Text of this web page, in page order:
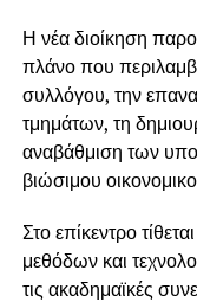
Η νέα διοίκηση
πλάνο που
συλλόγου, την
τμημάτων, τη
αναβάθμιση των
βιώσιμου
Στο επίκεντρο
μεθόδων και
τις ακαδημαϊκές